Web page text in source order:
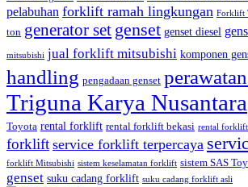
pelabuhan forklift ramah lingkungan Forklift
ton generator set genset genset diesel
mitsubishi jual forklift mitsubishi komponen
handling pengadaan genset
Triguna Karya Nusantara
Toyota rental forklift rental forklift bekasi rental forklift
forklift service forklift terpercaya
forklift Mitsubishi sistem keselamatan forklift sistem SAS
genset suku cadang forklift suku cadang forklift asli